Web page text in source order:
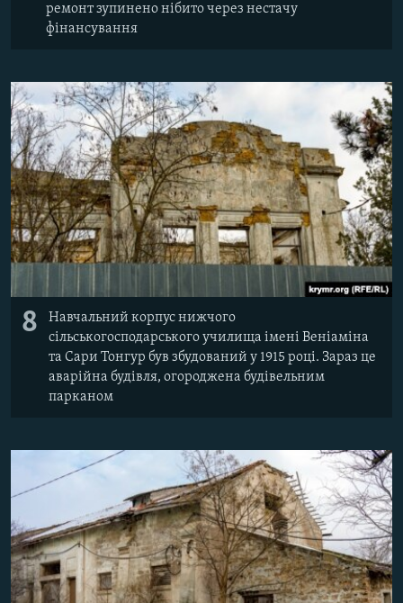
ремонт зупинено нібито через нестачу
фінансування
8
Навчальний корпус нижчого
сільськогосподарського училища імені Веніаміна
та Сари Тонгур був збудований у 1915 році. Зараз це
аварійна будівля, огороджена будівельним
парканом